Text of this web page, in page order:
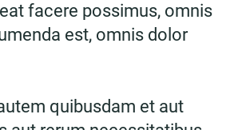
facere possimus, omnis
est, omnis dolor
quibusdam et aut